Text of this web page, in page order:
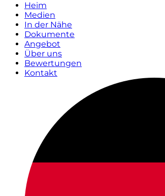
Heim
Medien
In der Nähe
Dokumente
Angebot
Über uns
Bewertungen
Kontakt